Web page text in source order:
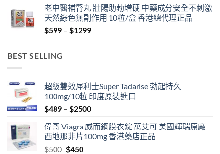
老中醫補腎丸 壯陽助勃增硬 中藥成分安全不刺激
天然綠色無副作用 10粒/盒 香港總代理正品
$599 – $1299Price
BEST SELLING
超級雙效犀利士Super Tadarise 勃起持久
100mg/10粒 印度原裝進口
$489 – $2500Price
$489
through
偉哥 Viagra 威而鋼膜衣錠 萬艾可 美國輝瑞原廠
西地那非片100mg 香港藥店正品
$500 Original
$450Current